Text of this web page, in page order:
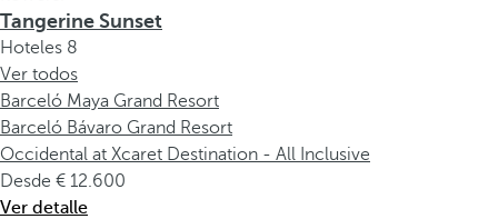
Tangerine Sunset
Hoteles 8
Ver todos
Barceló Maya Grand Resort
Barceló Bávaro Grand Resort
Occidental at Xcaret Destination - All Inclusive
Desde
12.600
Ver detalle